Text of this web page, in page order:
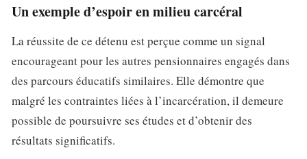
Un exemple d’espoir en milieu carcéral
La réussite de ce détenu est perçue comme un signal
encourageant pour les autres pensionnaires engagés dans
des parcours éducatifs similaires. Elle démontre que
malgré les contraintes liées à l’incarcération, il demeure
possible de poursuivre ses études et d’obtenir des
résultats significatifs.